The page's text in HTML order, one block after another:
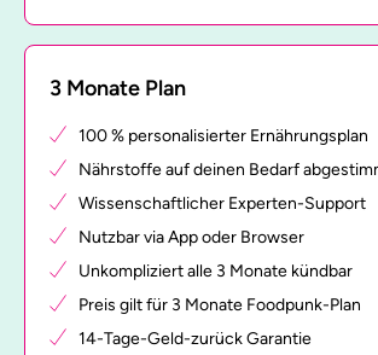
3 Monate Plan
100 % personalisierter Ernährungsplan
Nährstoffe auf deinen Bedarf
Wissenschaftlicher Experten-Support
Nutzbar via App oder Browser
Unkompliziert alle 3 Monate kündbar
Preis gilt für 3 Monate Foodpunk-Plan
14-Tage-Geld-zurück Garantie